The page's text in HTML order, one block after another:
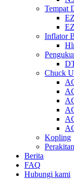
Tempat
Inflator
Chuck
Kopling
Berita
FAQ
Hubungi kami